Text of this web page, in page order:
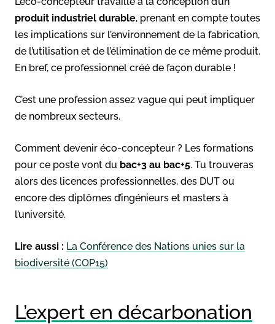
produit industriel durable, prenant en compte toutes
les implications sur l’environnement de la fabrication,
de l’utilisation et de l’élimination de ce même produit.
En bref, ce professionnel créé de façon durable !
C’est une profession assez vague qui peut impliquer
de nombreux secteurs.
Comment devenir éco-concepteur ? Les formations
pour ce poste vont du bac+3 au bac+5. Tu trouveras
alors des licences professionnelles, des DUT ou
encore des diplômes d’ingénieurs et masters à
l’université.
Lire aussi : La Conférence des Nations unies sur la
biodiversité (COP15)
L’expert en décarbonation